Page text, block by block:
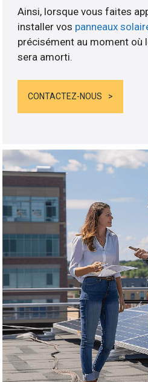
Ainsi, lorsque vous faites
installer vos panneaux
précisément au moment où
sera amorti.
CONTACTEZ-NOUS